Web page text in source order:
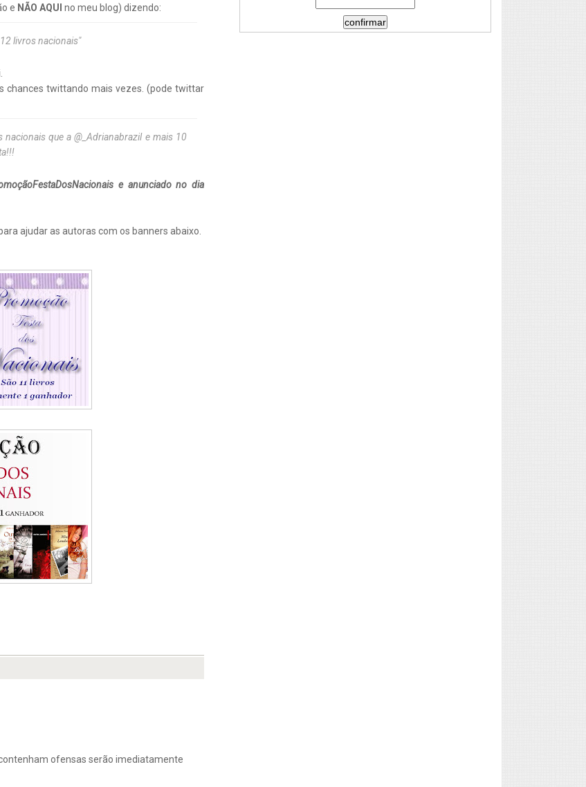
e NÃO AQUI no meu blog) dizendo:
livros nacionais"
chances twittando mais vezes. (pode twittar
que a @_Adrianabrazil e mais 10
e anunciado no dia
ajudar as autoras com os banners abaixo.
ofensas serão imediatamente